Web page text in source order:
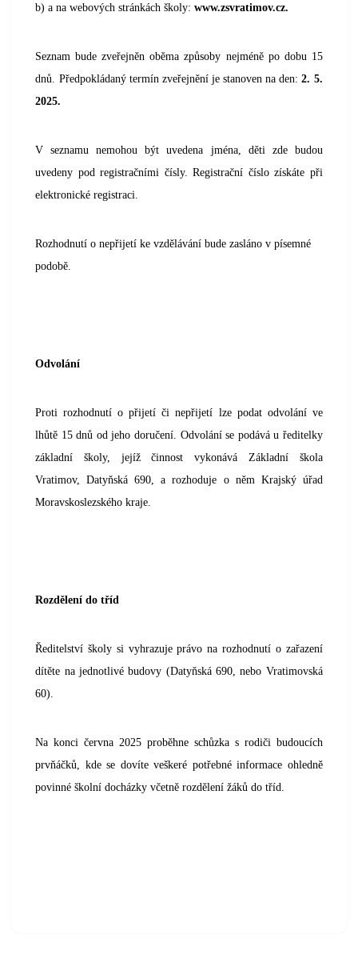
b) a na webových stránkách školy:www.zsvratimov.cz.
Seznam bude zveřejněn oběma způsoby nejméně po dobu 15
dnů. Předpokládaný termín zveřejnění je stanoven na den:2. 5.
2025.
V seznamu nemohou být uvedena jména, děti zde budou
uvedeny pod registračními čísly. Registrační číslo získáte při
elektronické registraci.
Rozhodnutí o nepřijetí ke vzdělávání bude zasláno v písemné
podobě.
Odvolání
Proti rozhodnutí o přijetí či nepřijetí lze podat odvolání ve
lhůtě 15 dnů od jeho doručení. Odvolání se podává u ředitelky
základní školy, jejíž činnost vykonává Základní škola
Vratimov, Datyňská 690, a rozhoduje o něm Krajský úřad
Moravskoslezského kraje.
Rozdělení do tříd
Ředitelství školy si vyhrazuje právo na rozhodnutí o zařazení
dítěte na jednotlivé budovy (Datyňská 690, nebo Vratimovská
60).
Na konci června 2025 proběhne schůzka s rodiči budoucích
prvňáčků, kde se dovíte veškeré potřebné informace ohledně
povinné školní docházky včetně rozdělení žáků do tříd.